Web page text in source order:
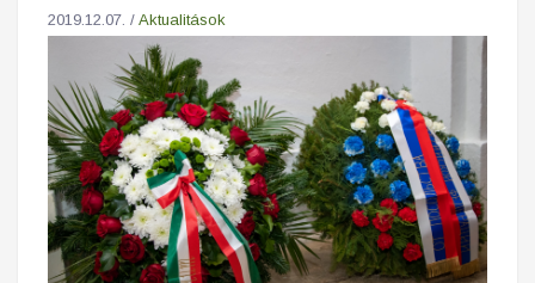
2019.12.07. / Aktualitások